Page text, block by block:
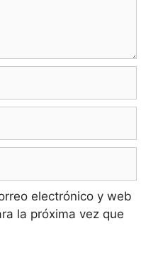
electrónico y web
la próxima vez que